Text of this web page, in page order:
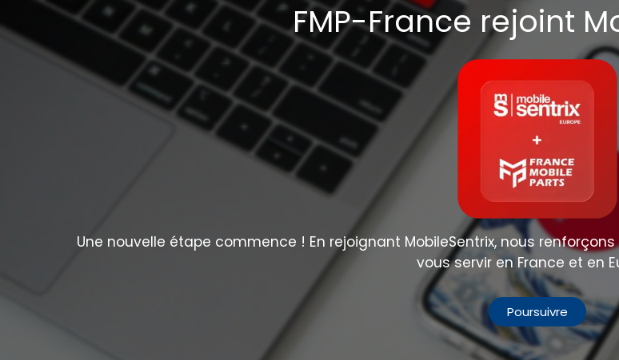
FMP-France rejoint
Une nouvelle étape commence ! En rejoignant MobileSentrix, nous
vous servir en France et en
Poursuivre